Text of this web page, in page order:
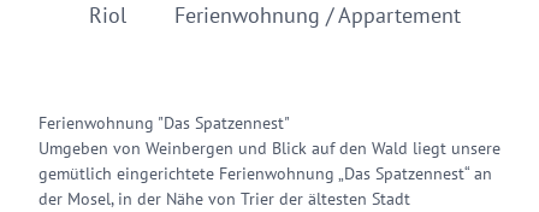
Riol Ferienwohnung / Appartement
Ferienwohnung "Das Spatzennest"
Umgeben von Weinbergen und Blick auf den Wald liegt unsere
gemütlich eingerichtete Ferienwohnung „Das Spatzennest“ an
der Mosel, in der Nähe von Trier der ältesten Stadt